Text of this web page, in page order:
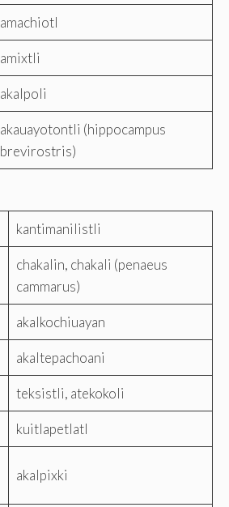
amachiotl
amixtli
akalpoli
akauayotontli (hippocampus
brevirostris)
kantimanilistli
chakalin, chakali (penaeus
cammarus)
akalkochiuayan
akaltepachoani
teksistli, atekokoli
kuitlapetlatl
akalpixki